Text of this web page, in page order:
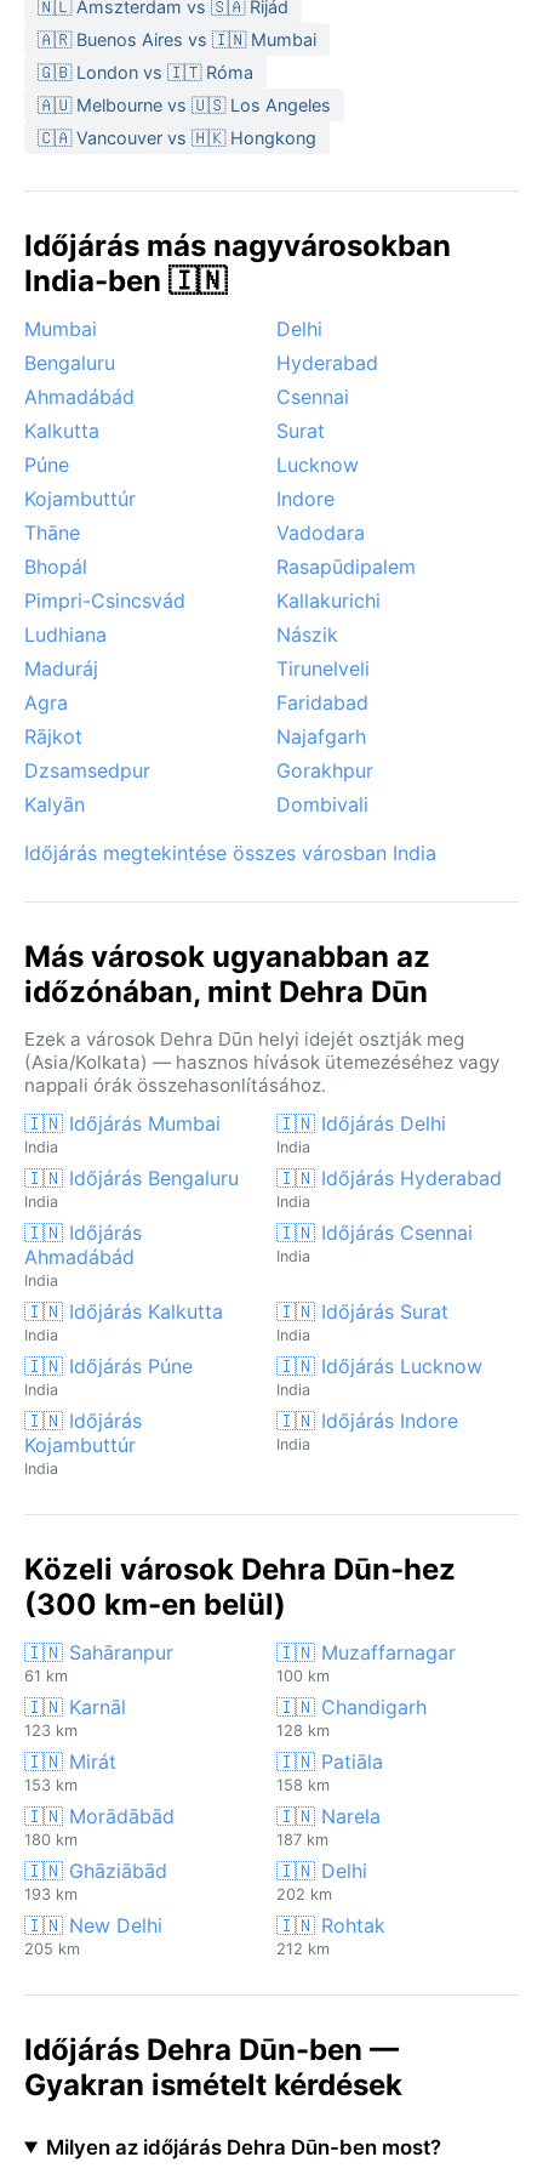
nem akadályozza a kirándulásokat. A monszun után a
völgy üde zöld, ám a júliusi és augusztusi heves
felhőszakadások néha földcsuszamlásokat okoznak a
környező dombokon. Tájfun vagy szélvihar nem
fenyegeti a térséget; az időjárás kiszámítható, a
🇳🇱 Amszterdam vs 🇸🇦 Rijád
🇦🇷 Buenos Aires vs 🇮🇳 Mumbai
🇬🇧 London vs 🇮🇹 Róma
🇦🇺 Melbourne vs 🇺🇸 Los Angeles
🇨🇦 Vancouver vs 🇭🇰 Hongkong
Időjárás más nagyvárosokban
India-ben 🇮🇳
Mumbai
Delhi
Bengaluru
Hyderabad
Ahmadábád
Csennai
Kalkutta
Surat
Púne
Lucknow
Kojambuttúr
Indore
Thāne
Vadodara
Bhopál
Rasapūdipalem
Pimpri-Csincsvád
Kallakurichi
Ludhiana
Nászik
Maduráj
Tirunelveli
Agra
Faridabad
Rājkot
Najafgarh
Dzsamsedpur
Gorakhpur
Kalyān
Dombivali
Időjárás megtekintése összes városban India
Más városok ugyanabban az
időzónában, mint Dehra Dūn
Ezek a városok Dehra Dūn helyi idejét osztják meg
(Asia/Kolkata) — hasznos hívások ütemezéséhez vagy
nappali órák összehasonlításához.
🇮🇳 Időjárás Mumbai
India
🇮🇳 Időjárás Delhi
India
🇮🇳 Időjárás Bengaluru
India
🇮🇳 Időjárás Hyderabad
India
🇮🇳 Időjárás
Ahmadábád
India
🇮🇳 Időjárás Csennai
India
🇮🇳 Időjárás Kalkutta
India
🇮🇳 Időjárás Surat
India
🇮🇳 Időjárás Púne
India
🇮🇳 Időjárás Lucknow
India
🇮🇳 Időjárás
Kojambuttúr
India
🇮🇳 Időjárás Indore
India
Közeli városok Dehra Dūn-hez
(300 km-en belül)
🇮🇳 Sahāranpur
61 km
🇮🇳 Muzaffarnagar
100 km
🇮🇳 Karnāl
123 km
🇮🇳 Chandigarh
128 km
🇮🇳 Mirát
153 km
🇮🇳 Patiāla
158 km
🇮🇳 Morādābād
180 km
🇮🇳 Narela
187 km
🇮🇳 Ghāziābād
193 km
🇮🇳 Delhi
202 km
🇮🇳 New Delhi
205 km
🇮🇳 Rohtak
212 km
Időjárás Dehra Dūn-ben —
Gyakran ismételt kérdések
Milyen az időjárás Dehra Dūn-ben most?